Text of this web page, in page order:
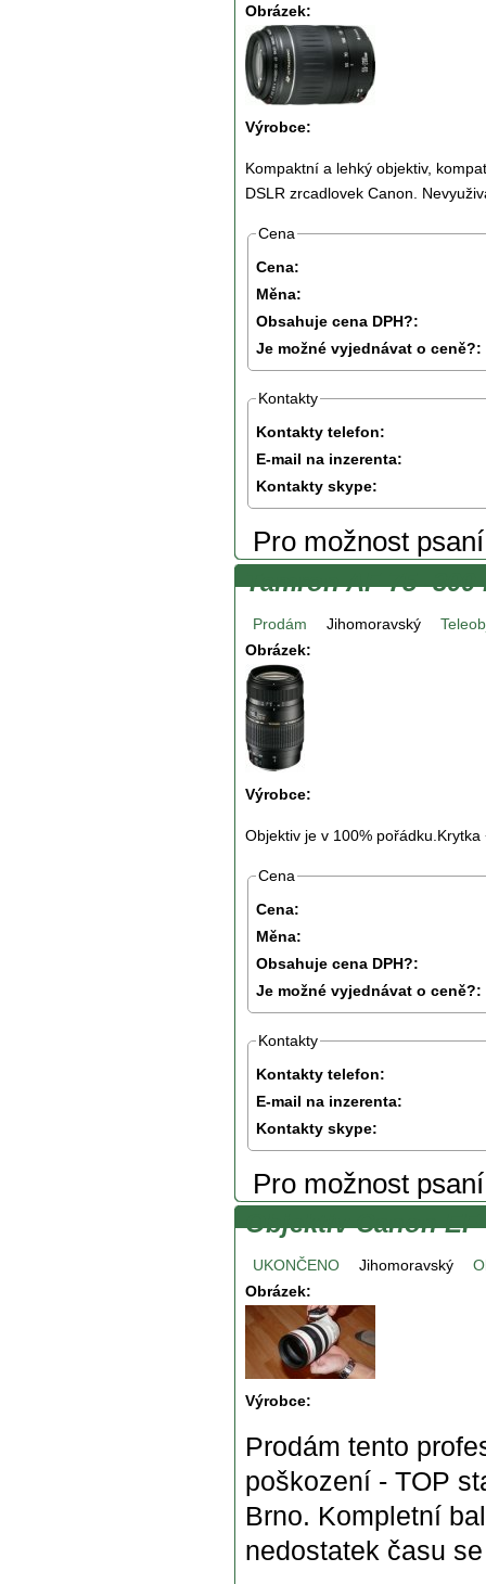
Obrázek:
Výrobce:
Kompaktní a lehký objektiv,
DSLR zrcadlovek Canon.
Cena
Cena:
Měna:
Obsahuje cena DPH?:
Je možné vyjednávat o ceně?:
Kontakty
Kontakty telefon:
E-mail na inzerenta:
Kontakty skype:
Pro možnost
Tamron AF 75 -
Prodám Jihomoravský
Obrázek:
Výrobce:
Objektiv je v 100% pořádku.Krytka
Cena
Cena:
Měna:
Obsahuje cena DPH?:
Je možné vyjednávat o ceně?:
Kontakty
Kontakty telefon:
E-mail na inzerenta:
Kontakty skype:
Pro možnost
Objektiv Canon EF
UKONČENO Jihomoravský
Obrázek:
Výrobce:
Prodám tento
poškození - TOP
Brno. Kompletní
nedostatek času